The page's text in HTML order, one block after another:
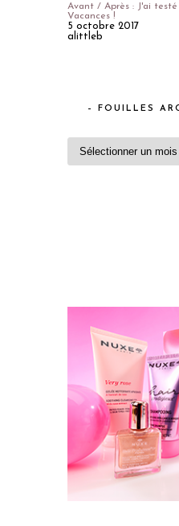
Avant / Après : J'ai
Vacances !
5 octobre 2017
alittleb
– FOUILLES